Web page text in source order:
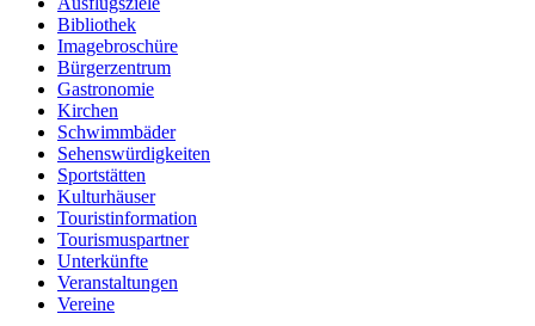
Bibliothek
Imagebroschüre
Bürgerzentrum
Gastronomie
Kirchen
Schwimmbäder
Sehenswürdigkeiten
Sportstätten
Kulturhäuser
Touristinformation
Tourismuspartner
Unterkünfte
Veranstaltungen
Vereine